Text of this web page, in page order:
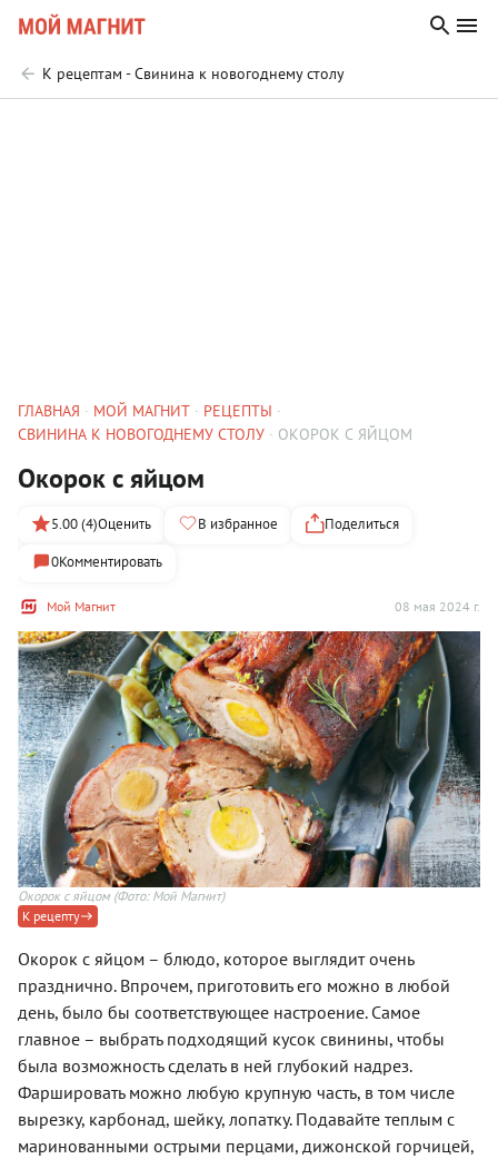
К рецептам - Свинина к новогоднему столу
ГЛАВНАЯ МОЙ МАГНИТ
РЕЦЕПТЫ
СВИНИНА К НОВОГОДНЕМУ СТОЛУ
ОКОРОК С ЯЙЦОМ
Окорок с яйцом
Мой Магнит 08 мая 2024 г.
5.00 (4)Оценить В избранное
Поделиться
0Комментировать
Окорок с яйцом (Фото: Мой Магнит)
К рецепту
Окорок с яйцом – блюдо, которое выглядит очень
празднично. Впрочем, приготовить его можно в любой
день, было бы соответствующее настроение. Самое
главное – выбрать подходящий кусок свинины, чтобы
была возможность сделать в ней глубокий надрез.
Фаршировать можно любую крупную часть, в том числе
вырезку, карбонад, шейку, лопатку. Подавайте теплым с
маринованными острыми перцами, дижонской горчицей,